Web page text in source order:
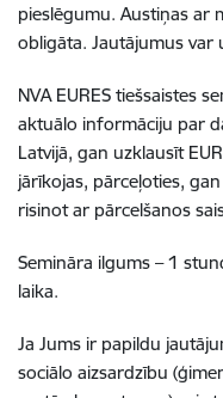
pieslēgumu. Austiņas ar
obligāta. Jautājumus
NVA EURES tiešsaistes
aktuālo informāciju par
Latvijā, gan uzklausīt
jārīkojas, pārceļoties,
risinot ar pārcelšanos
Semināra ilgums – 1
laika.
Ja Jums ir papildu
sociālo aizsardzību